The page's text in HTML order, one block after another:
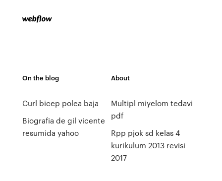
On the blog
Curl bicep polea baja
Biografia de gil vicente
resumida yahoo
About
Multipl miyelom tedavi
pdf
Rpp pjok sd kelas 4
kurikulum 2013 revisi
2017